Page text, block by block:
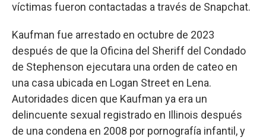
víctimas fueron contactadas a través de Snapchat.
Kaufman fue arrestado en octubre de 2023
después de que la Oficina del Sheriff del Condado
de Stephenson ejecutara una orden de cateo en
una casa ubicada en Logan Street en Lena.
Autoridades dicen que Kaufman ya era un
delincuente sexual registrado en Illinois después
de una condena en 2008 por pornografía infantil, y